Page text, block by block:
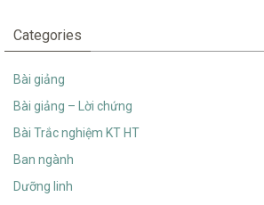
Categories
Bài giảng
Bài giảng – Lời chứng
Bài Trắc nghiệm KT HT
Ban ngành
Dưỡng linh